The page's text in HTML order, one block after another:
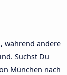
während andere
Suchst Du
München nach